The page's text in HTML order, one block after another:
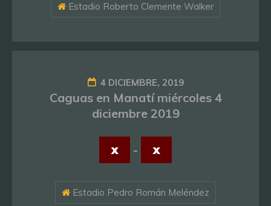
Estadio Roberto Clemente Walker
4 DICIEMBRE, 2019
Caguas en Manatí miércoles 4
diciembre 2019
x - x
Estadio Pedro Román Meléndez